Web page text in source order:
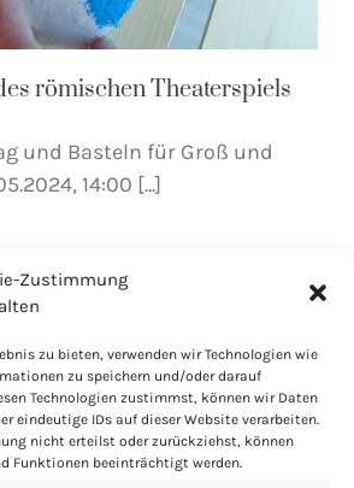
Zustimmung
zu bieten, verwenden wir Technologien wie
zu speichern und/oder darauf
Technologien zustimmst, können wir Daten
eindeutige IDs auf dieser Website verarbeiten.
nicht erteilst oder zurückziehst, können
Funktionen beeinträchtigt werden.
römischen Theaterspiels
und Basteln für Groß und
14:00 [...]
IMPRESSUM
COOKIES
PRESSE